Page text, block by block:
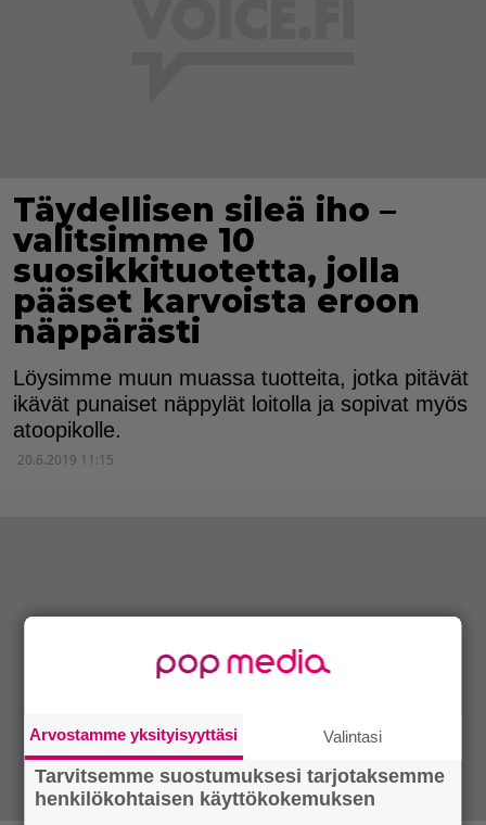
Täydellisen sileä iho –
valitsimme 10
suosikkituotetta, jolla
pääset karvoista eroon
näppärästi
Löysimme muun muassa tuotteita, jotka pitävät
ikävät punaiset näppylät loitolla ja sopivat myös
atoopikolle.
20.6.2019 11:15
Arvostamme yksityisyyttäsi Valintasi
Tarvitsemme suostumuksesi tarjotaksemme
henkilökohtaisen käyttökokemuksen